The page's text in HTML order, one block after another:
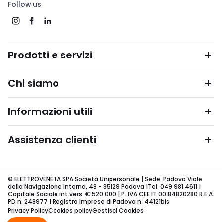
Follow us
Prodotti e servizi
Chi siamo
Informazioni utili
Assistenza clienti
© ELETTROVENETA SPA Società Unipersonale | Sede: Padova Viale
della Navigazione Interna, 48 - 35129 Padova |Tel. 049 981 4611 |
Capitale Sociale int.vers. € 520.000 | P. IVA CEE IT 00184820280 R.E.A.
PD n. 248977 | Registro Imprese di Padova n. 44121bis
Privacy PolicyCookies policyGestisci Cookies